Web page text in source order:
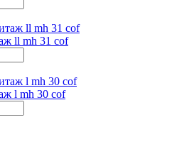
ll mh 31 cof
l mh 30 cof